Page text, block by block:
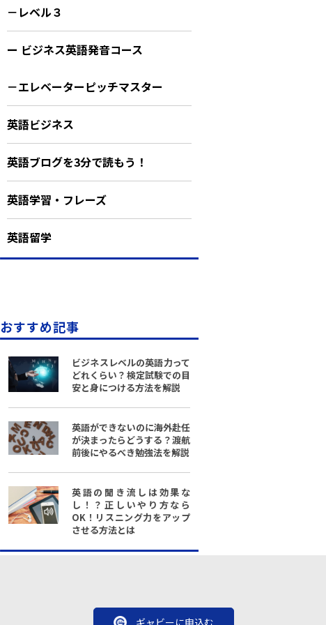
－レベル３
ー ビジネス英語発音コース
－エレベーターピッチマスター
英語ビジネス
英語ブログを3分で読もう！
英語学習・フレーズ
英語留学
おすすめ記事
ビジネスレベルの英語力って
どれくらい？検定試験での目
安と身につける方法を解説
英語ができないのに海外赴任
が決まったらどうする？渡航
前後にやるべき勉強法を解説
英語の聞き流しは効果な
し！？正しいやり方なら
OK！リスニング力をアップ
させる方法とは